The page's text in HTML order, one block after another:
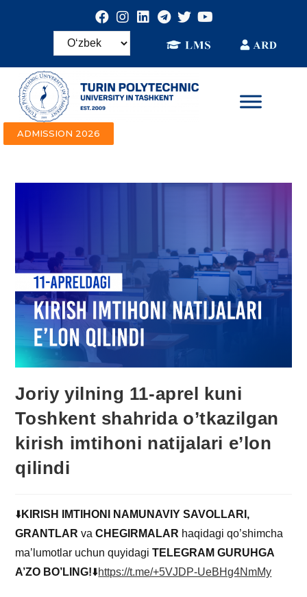
ADMISSION 2026
Joriy yilning 11-aprel kuni
Toshkent shahrida o’tkazilgan
kirish imtihoni natijalari e’lon
qilindi
⬇️KIRISH IMTIHONI NAMUNAVIY SAVOLLARI,
GRANTLAR vaCHEGIRMALAR haqidagi qo’shimcha
ma’lumotlar uchun quyidagiTELEGRAM GURUHGA
A’ZO BO’LING!⬇️https://t.me/+5VJDP-UeBHg4NmMy